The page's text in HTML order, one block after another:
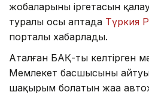
жобаларының іргетасын
туралы осы аптада Түркия
порталы хабарлады.
Аталған БАҚ-тың келтірген
Мемлекет басшысының
шақырым болатын жаңа